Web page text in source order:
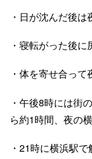
・日が沈んだ後は
・寝転がった後
・体を寄せ合っ
・午後8時には街
ら約1時間、夜の
・21時に横浜駅で